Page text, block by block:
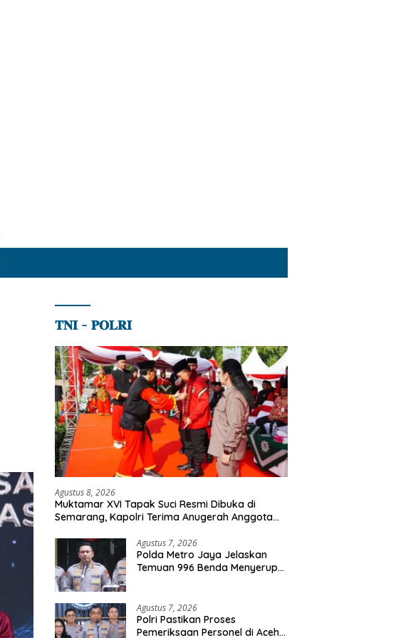
𝐓𝐍𝐈 – 𝐏𝐎𝐋𝐑𝐈
Agustus 8, 2026
Muktamar XVI Tapak Suci Resmi Dibuka di
Semarang, Kapolri Terima Anugerah Anggota
Agustus 7, 2026
Polda Metro Jaya Jelaskan
Temuan 996 Benda Menyerupai
Agustus 7, 2026
Polri Pastikan Proses
Pemeriksaan Personel di Aceh